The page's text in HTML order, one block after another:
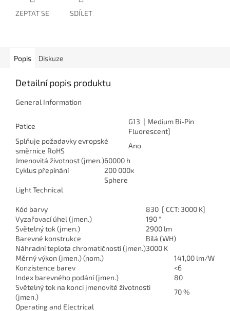
ZEPTAT SE SDÍLET
Popis Diskuze
Detailní popis produktu
General Information
Patice
G13 [ Medium Bi-Pin
Fluorescent]
Splňuje požadavky evropské
směrnice RoHS
Ano
Jmenovitá životnost (jmen.)60000 h
Cyklus přepínání
200 000x
Sphere
Light Technical
Kód barvy
830 [ CCT: 3000 K]
Vyzařovací úhel (jmen.)
190 °
Světelný tok (jmen.)
2900 lm
Barevné konstrukce
Bílá (WH)
Náhradní teplota chromatičnosti (jmen.)3000 K
Měrný výkon (jmen.) (nom.)
141,00 lm/W
Konzistence barev
<6
Index barevného podání (jmen.)
80
Světelný tok na konci jmenovité životnosti
(jmen.)
70 %
Operating and Electrical